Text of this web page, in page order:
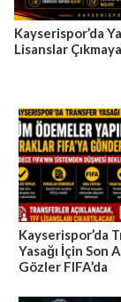
Kayserispor’da
Lisanslar
Kayserispor’da
Yasağı İçin Son
Gözler FIFA’da